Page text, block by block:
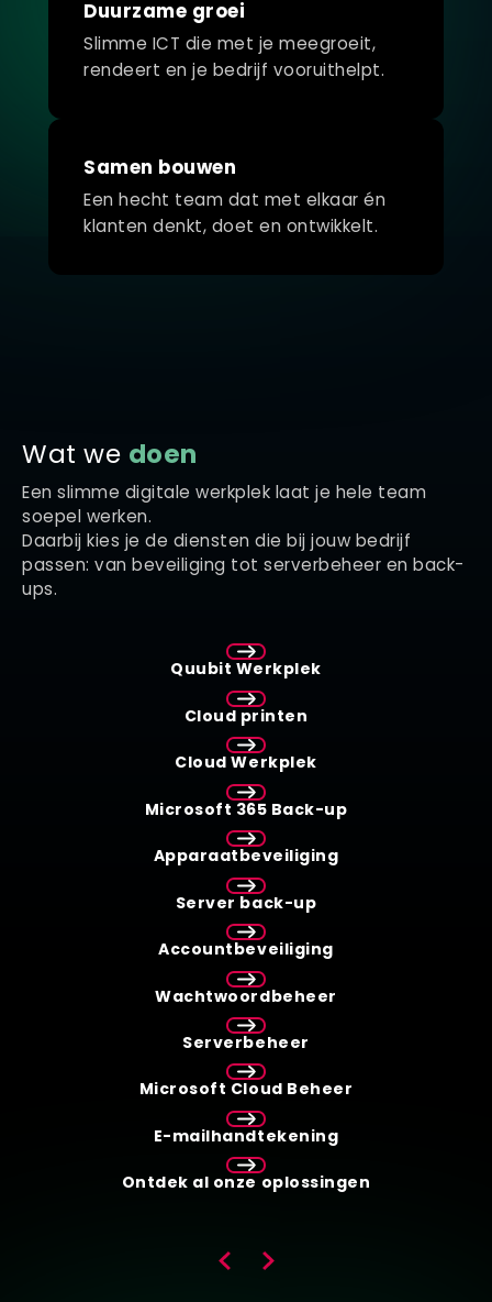
Duurzame groei
Slimme ICT die met je meegroeit,
rendeert en je bedrijf vooruithelpt.
Samen bouwen
Een hecht team dat met elkaar én
klanten denkt, doet en ontwikkelt.
Wat we doen
Een slimme digitale werkplek laat je hele team
soepel werken.
Daarbijkies je de diensten die bij jouw bedrijf
passen: van beveiliging tot serverbeheer en back-
ups.
Quubit Werkplek
Cloud printen
Cloud Werkplek
Microsoft 365 Back-up
Apparaatbeveiliging
Server back-up
Accountbeveiliging
Wachtwoordbeheer
Serverbeheer
Microsoft Cloud Beheer
E-mailhandtekening
Ontdek al onze oplossingen